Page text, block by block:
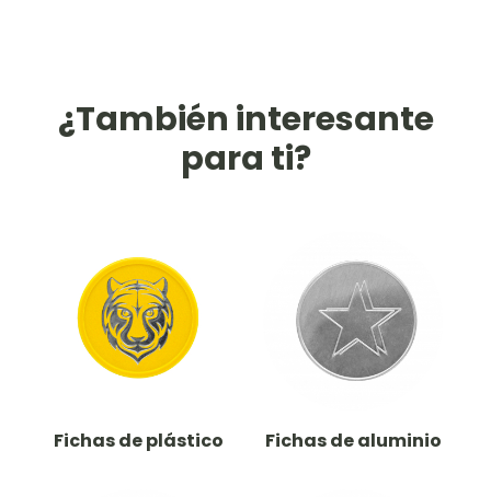
¿También interesante
para ti?
Fichas de plástico Fichas de aluminio